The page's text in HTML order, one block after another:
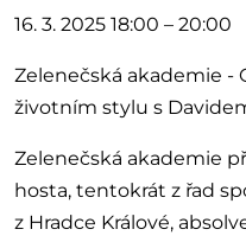
16. 3. 2025 18:00 – 20:00
Zelenečská akademie -
životním stylu s
Zelenečská akademie
hosta, tentokrát z řad
z Hradce Králové,